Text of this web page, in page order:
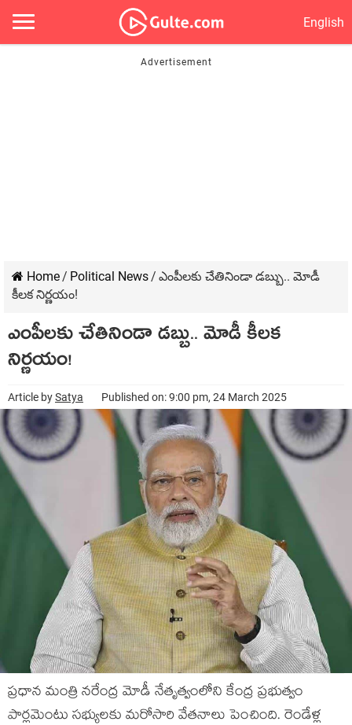
English
Home/ Political News/ ఎంపీల‌కు చేతినిండా డ‌బ్బు.. మోడీ
కీల‌క నిర్ణ‌యం!
ఎంపీల‌కు చేతినిండా డ‌బ్బు.. మోడీ కీల‌క
నిర్ణ‌యం!
Article bySatya Published on: 9:00 pm, 24 March 2025
ప్రధాన మంత్రి న‌రేంద్ర మోడీ నేతృత్వంలోని కేంద్ర ప్ర‌భుత్వం
పార్ల‌మెంటు స‌భ్యుల‌కు మ‌రోసారి వేత‌నాలు పెంచింది. రెండేళ్ల